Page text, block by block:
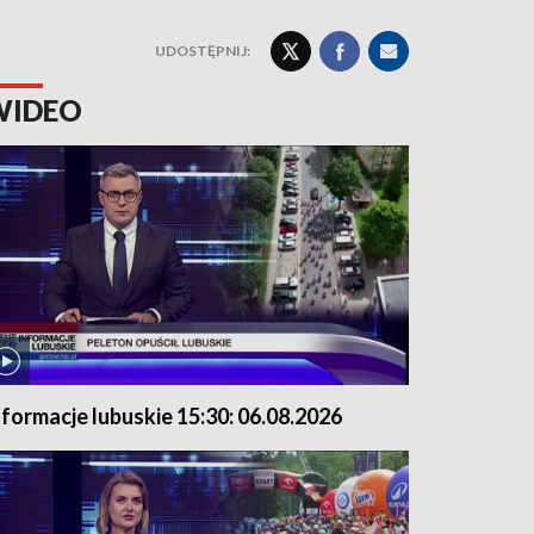
UDOSTĘPNIJ:
lubuskie 15:30: 06.08.2026